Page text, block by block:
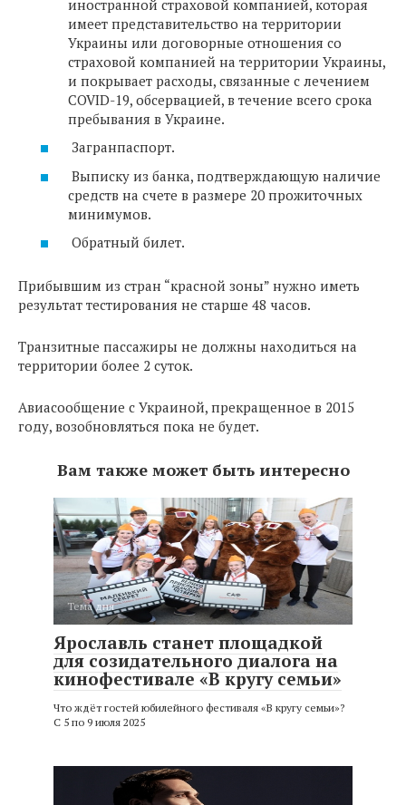
иностранной страховой компанией, которая
имеет представительство на территории
Украины или договорные отношения со
страховой компанией на территории Украины,
и покрывает расходы, связанные с лечением
COVID-19, обсервацией, в течение всего срока
пребывания в Украине.
Загранпаспорт.
Выписку из банка, подтверждающую наличие
средств на счете в размере 20 прожиточных
минимумов.
Обратный билет.
Прибывшим из стран “красной зоны” нужно иметь
результат тестирования не старше 48 часов.
Транзитные пассажиры не должны находиться на
территории более 2 суток.
Авиасообщение с Украиной, прекращенное в 2015
году, возобновляться пока не будет.
Вам также может быть интересно
Тема дня
Ярославль станет площадкой
для созидательного диалога на
кинофестивале «В кругу семьи»
Что ждёт гостей юбилейного фестиваля «В кругу семьи»?
С 5 по 9 июля 2025